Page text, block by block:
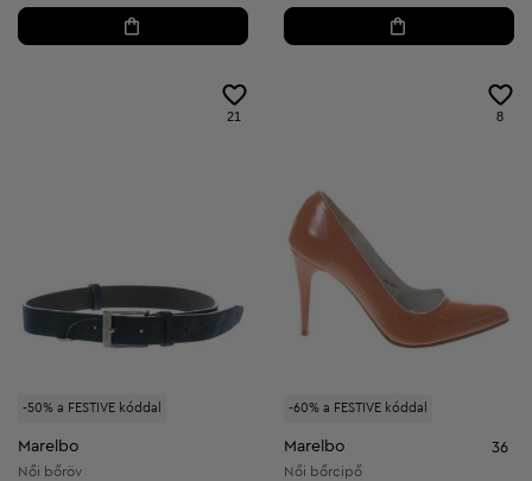
-50% a FESTIVE kóddal
21
Marelbo
Női bőröv
-60% a FESTIVE kóddal
8
Marelbo 36
Női bőrcipő